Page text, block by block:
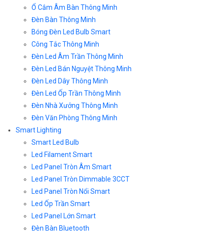
Ổ Cắm Âm Bàn Thông Minh
Đèn Bàn Thông Minh
Bóng Đèn Led Bulb Smart
Công Tắc Thông Minh
Đèn Led Âm Trần Thông Minh
Đèn Led Bán Nguyệt Thông Minh
Đèn Led Dây Thông Minh
Đèn Led Ốp Trần Thông Minh
Đèn Nhà Xưởng Thông Minh
Đèn Văn Phòng Thông Minh
Smart Lighting
Smart Led Bulb
Led Filament Smart
Led Panel Tròn Âm Smart
Led Panel Tròn Dimmable 3CCT
Led Panel Tròn Nổi Smart
Led Ốp Trần Smart
Led Panel Lớn Smart
Đèn Bàn Bluetooth